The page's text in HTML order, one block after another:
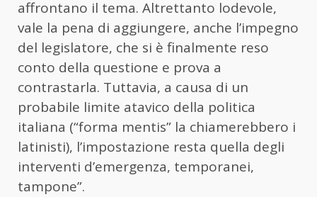
affrontano il tema. Altrettanto lodevole,
vale la pena di aggiungere, anche l’impegno
del legislatore, che si è finalmente reso
conto della questione e prova a
contrastarla. Tuttavia, a causa di un
probabile limite atavico della politica
italiana (“forma mentis” la chiamerebbero i
latinisti), l’impostazione resta quella degli
interventi d’emergenza, temporanei,
tampone”.